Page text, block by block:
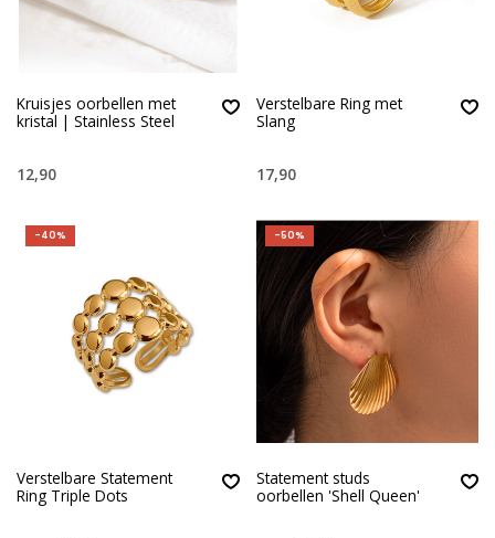
Kruisjes oorbellen met
kristal | Stainless Steel
12,90
Verstelbare Ring met
Slang
17,90
-40%
Verstelbare Statement
Ring Triple Dots
-50%
Statement studs
oorbellen 'Shell Queen'